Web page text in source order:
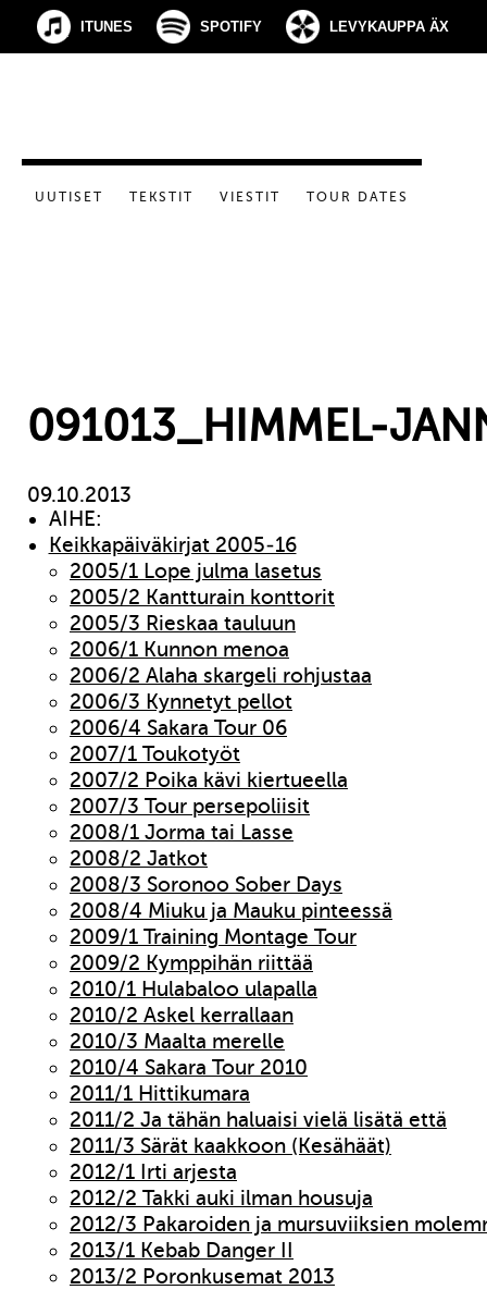
ITUNES SPOTIFY LEVYKAUPPA ÄX
UUTISET TEKSTIT VIESTIT TOUR DATES
091013_HIMMEL-
09.10.2013
AIHE:
Keikkapäiväkirjat 2005-16
2005/1 Lope julma lasetus
2005/2 Kantturain konttorit
2005/3 Rieskaa tauluun
2006/1 Kunnon menoa
2006/2 Alaha skargeli rohjustaa
2006/3 Kynnetyt pellot
2006/4 Sakara Tour 06
2007/1 Toukotyöt
2007/2 Poika kävi kiertueella
2007/3 Tour persepoliisit
2008/1 Jorma tai Lasse
2008/2 Jatkot
2008/3 Soronoo Sober Days
2008/4 Miuku ja Mauku pinteessä
2009/1 Training Montage Tour
2009/2 Kymppihän riittää
2010/1 Hulabaloo ulapalla
2010/2 Askel kerrallaan
2010/3 Maalta merelle
2010/4 Sakara Tour 2010
2011/1 Hittikumara
2011/2 Ja tähän haluaisi vielä lisätä että
2011/3 Särät kaakkoon (Kesähäät)
2012/1 Irti arjesta
2012/2 Takki auki ilman housuja
2012/3 Pakaroiden ja mursuviiksien
2013/1 Kebab Danger II
2013/2 Poronkusemat 2013